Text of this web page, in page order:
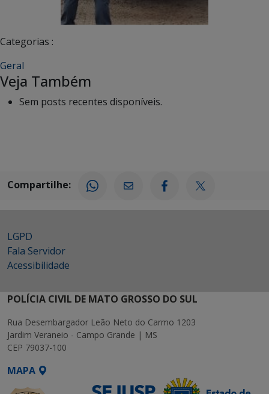
Categorias :
Geral
Veja Também
Sem posts recentes disponíveis.
Compartilhe:
LGPD
Fala Servidor
Acessibilidade
POLÍCIA CIVIL DE MATO GROSSO DO SUL
Rua Desembargador Leão Neto do Carmo 1203
Jardim Veraneio - Campo Grande | MS
CEP 79037-100
MAPA